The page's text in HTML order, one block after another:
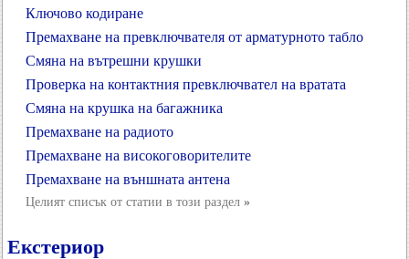
Ключово кодиране
Премахване на превключвателя от арматурното табло
Смяна на вътрешни крушки
Проверка на контактния превключвател на вратата
Смяна на крушка на багажника
Премахване на радиото
Премахване на високоговорителите
Премахване на външната антена
Целият списък от статии в този раздел »
Екстериор